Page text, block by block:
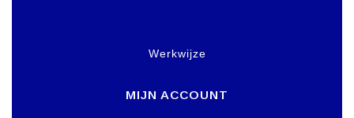
Werkwijze
MIJN ACCOUNT